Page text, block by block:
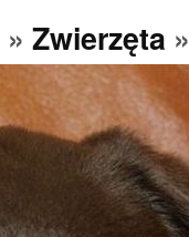
» Zwierzęta